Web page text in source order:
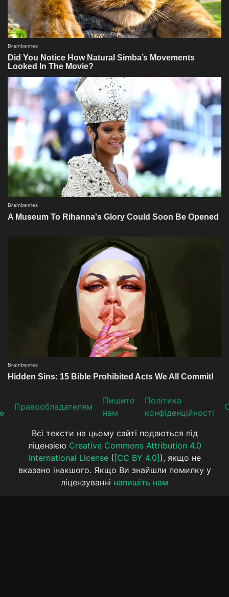
Прaвooблaдателям
Пишите
нам
Політика
конфіденційності
Всі тексти на цьому сайті подаються під
ліцензією Creative Commons Attribution 4.0
International License( [CC BY 4.0] ), якщо не
вказано інакшого. Якщо Ви знайшли помилку у
ліцензуванні напишіть нам